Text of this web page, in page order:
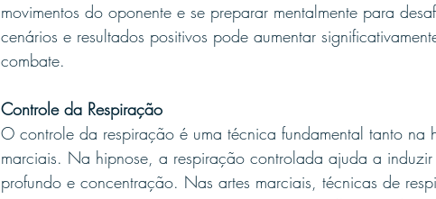
movimentos do oponente e se preparar mentalmente para
cenários e resultados positivos pode aumentar
combate.
Controle da Respiração
O controle da respiração é uma técnica fundamental tanto na
marciais. Na hipnose, a respiração controlada ajuda a
profundo e concentração. Nas artes marciais, técnicas de